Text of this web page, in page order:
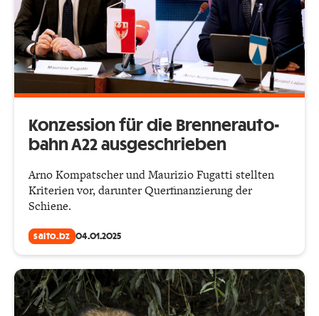
Konzession für die Brenner­auto­
bahn A22 ausgeschrieben
Arno Kompatscher und Maurizio Fugatti stellten
Kriterien vor, darunter Querfinanzierung der
Schiene.
salto.bz 04.01.2025